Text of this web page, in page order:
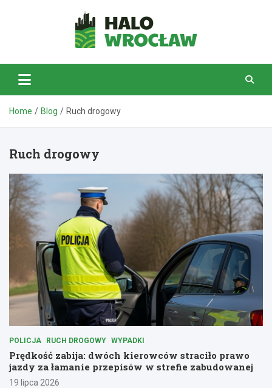
HaloWrocław.pl
Home Blog Ruch drogowy
Ruch drogowy
POLICJA RUCH DROGOWY WYPADKI
Prędkość zabija: dwóch kierowców straciło prawo
jazdy za łamanie przepisów w strefie zabudowanej
19 lipca 2026